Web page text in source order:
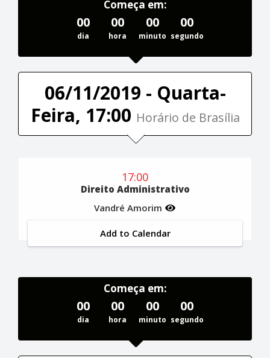
Começa em:
00
dia
00
hora
00
minuto
00
segundo
06/11/2019 - Quarta-
Feira, 17:00 Horário de Brasília
17:00
Direito Administrativo
Vandré Amorim
Add to Calendar
Começa em:
00
dia
00
hora
00
minuto
00
segundo